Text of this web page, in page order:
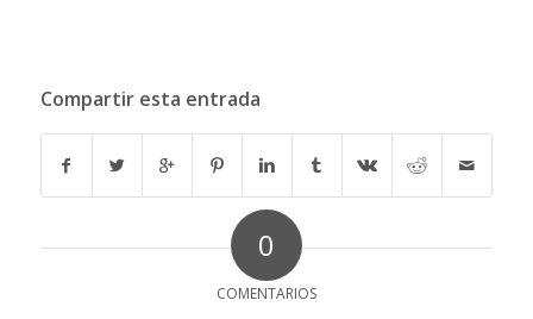
Compartir esta entrada
0
COMENTARIOS